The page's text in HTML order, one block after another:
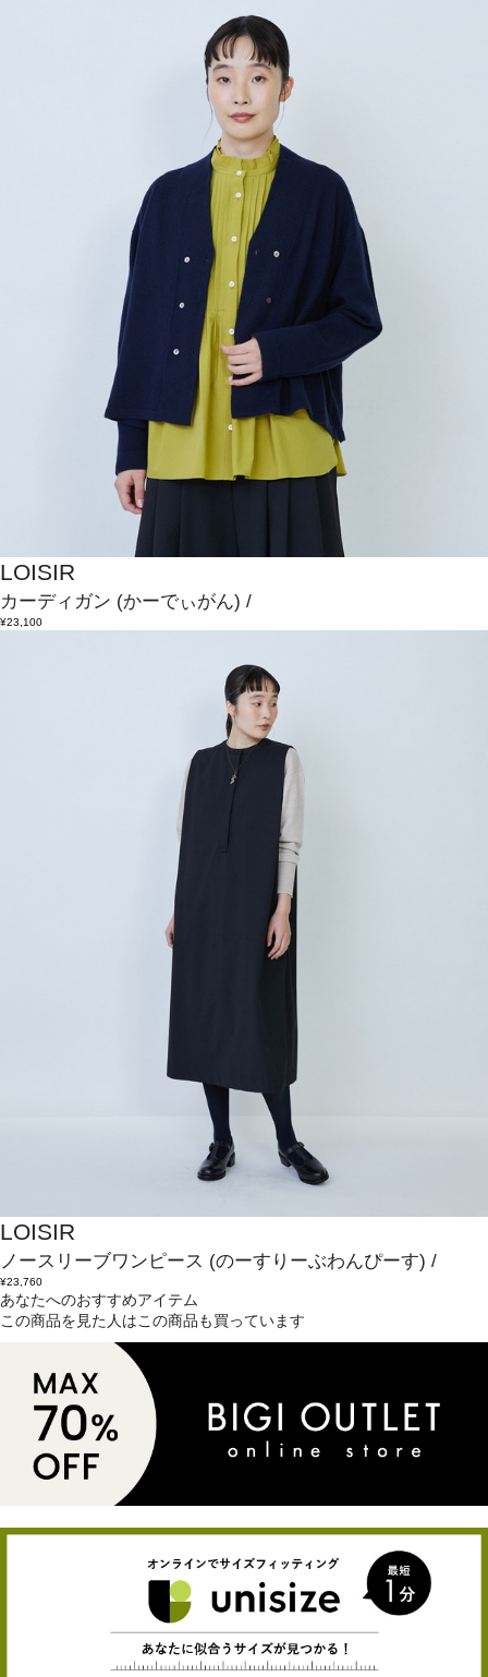
LOISIR
カーディガン (かーでぃがん) /
¥23,100
LOISIR
ノースリーブワンピース (のーすりーぶわんぴーす) /
¥23,760
あなたへのおすすめアイテム
この商品を見た人はこの商品も買っています